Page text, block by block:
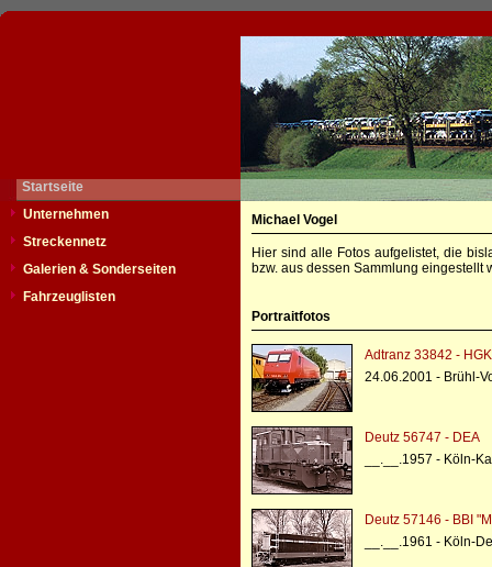
Startseite
Unternehmen
Streckennetz
Galerien & Sonderseiten
Fahrzeuglisten
Michael Vogel
Hier sind alle Fotos aufgelistet, die
bzw. aus dessen Sammlung eingestellt
Portraitfotos
Adtranz 33842 -
24.06.2001 - Brühl-
Deutz 56747 - DEA
__.__.1957 - Köln-
Deutz 57146 - BBI
__.__.1961 - Köln-